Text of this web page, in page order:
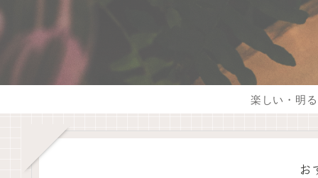
楽しい・明
お